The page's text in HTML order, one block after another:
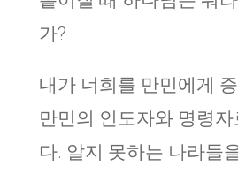
가?
내가 너희를 만민에게
만민의 인도자와 명령
다. 알지 못하는 나라들